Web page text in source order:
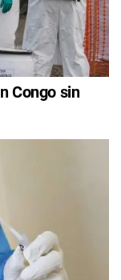
Congo sin